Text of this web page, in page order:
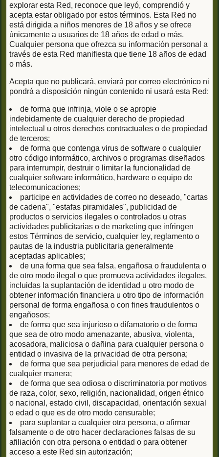
explorar esta Red, reconoce que leyó, comprendió y
acepta estar obligado por estos términos. Esta Red no
está dirigida a niños menores de 18 años y se ofrece
únicamente a usuarios de 18 años de edad o más.
Cualquier persona que ofrezca su información personal a
través de esta Red manifiesta que tiene 18 años de edad
o más.
Acepta que no publicará, enviará por correo electrónico ni
pondrá a disposición ningún contenido ni usará esta Red:
de forma que infrinja, viole o se apropie
indebidamente de cualquier derecho de propiedad
intelectual u otros derechos contractuales o de propiedad
de terceros;
de forma que contenga virus de software o cualquier
otro código informático, archivos o programas diseñados
para interrumpir, destruir o limitar la funcionalidad de
cualquier software informático, hardware o equipo de
telecomunicaciones;
participe en actividades de correo no deseado, "cartas
de cadena", "estafas piramidales", publicidad de
productos o servicios ilegales o controlados u otras
actividades publicitarias o de marketing que infringen
estos Términos de servicio, cualquier ley, reglamento o
pautas de la industria publicitaria generalmente
aceptadas aplicables;
de una forma que sea falsa, engañosa o fraudulenta o
de otro modo ilegal o que promueva actividades ilegales,
incluidas la suplantación de identidad u otro modo de
obtener información financiera u otro tipo de información
personal de forma engañosa o con fines fraudulentos o
engañosos;
de forma que sea injurioso o difamatorio o de forma
que sea de otro modo amenazante, abusiva, violenta,
acosadora, maliciosa o dañina para cualquier persona o
entidad o invasiva de la privacidad de otra persona;
de forma que sea perjudicial para menores de edad de
cualquier manera;
de forma que sea odiosa o discriminatoria por motivos
de raza, color, sexo, religión, nacionalidad, origen étnico
o nacional, estado civil, discapacidad, orientación sexual
o edad o que es de otro modo censurable;
para suplantar a cualquier otra persona, o afirmar
falsamente o de otro hacer declaraciones falsas de su
afiliación con otra persona o entidad o para obtener
acceso a este Red sin autorización;